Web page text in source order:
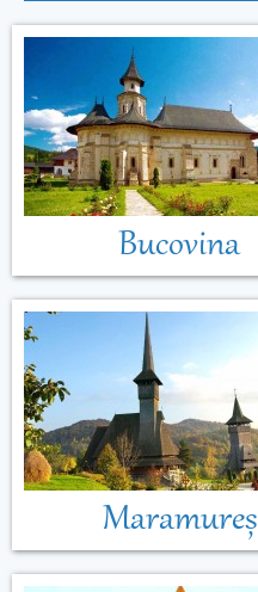
Bucovina
Maramureș